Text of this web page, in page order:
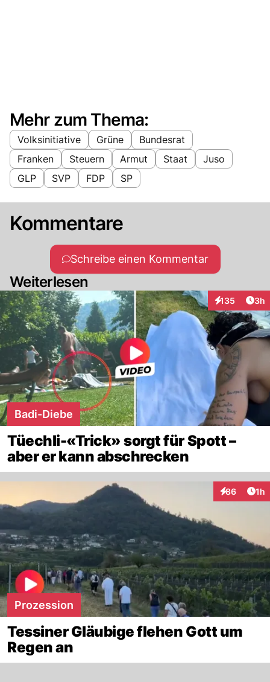
Mehr zum Thema:
Volksinitiative Grüne
Bundesrat
Franken
Steuern Armut Staat
Juso
GLP
SVP FDP SP
Kommentare
Schreibe einen Kommentar
Weiterlesen
135
Interaktionen
3h
Badi-Diebe
Tüechli-«Trick» sorgt für Spott –
aber er kann abschrecken
86
Interaktionen
1h
Prozession
Tessiner Gläubige flehen Gott um
Regen an